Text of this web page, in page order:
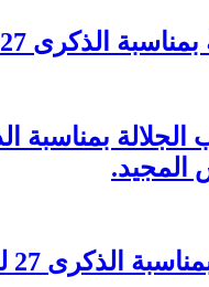
العرش المجيد.
الجلالة
المجيد.
العرش المجيد